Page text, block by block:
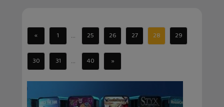
« 1 ... 25 26 27 28 29
30 31 ... 40 »